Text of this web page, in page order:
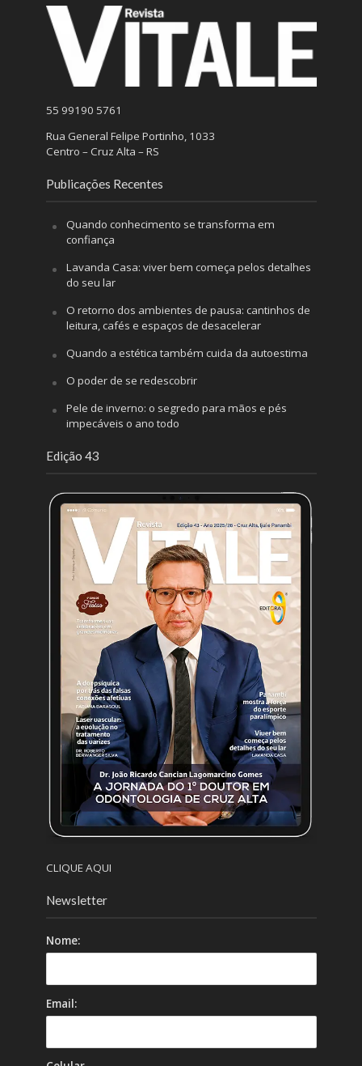
55 99190 5761
Rua General Felipe Portinho, 1033
Centro – Cruz Alta – RS
Publicações Recentes
Quando conhecimento se transforma em
confiança
Lavanda Casa: viver bem começa pelos detalhes
do seu lar
O retorno dos ambientes de pausa: cantinhos de
leitura, cafés e espaços de desacelerar
Quando a estética também cuida da autoestima
O poder de se redescobrir
Pele de inverno: o segredo para mãos e pés
impecáveis o ano todo
Edição 43
CLIQUE AQUI
Newsletter
Nome:
Email: